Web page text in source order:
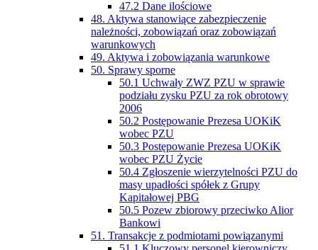
47.2 Dane ilościowe
48. Aktywa stanowiące zabezpieczenie
należności, zobowiązań oraz zobowiązań
warunkowych
49. Aktywa i zobowiązania warunkowe
50. Sprawy sporne
50.1 Uchwały ZWZ PZU w sprawie
podziału zysku PZU za rok obrotowy
2006
50.2 Postępowanie Prezesa UOKiK
wobec PZU
50.3 Postępowanie Prezesa UOKiK
wobec PZU Życie
50.4 Zgłoszenie wierzytelności PZU do
masy upadłości spółek z Grupy
Kapitałowej PBG
50.5 Pozew zbiorowy przeciwko Alior
Bankowi
51. Transakcje z podmiotami powiązanymi